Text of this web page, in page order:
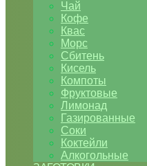
Чай
Кофе
Квас
Морс
Сбитень
Кисель
Компоты
Фруктовые
Лимонад
Газированные
Соки
Коктейли
Алкогольные